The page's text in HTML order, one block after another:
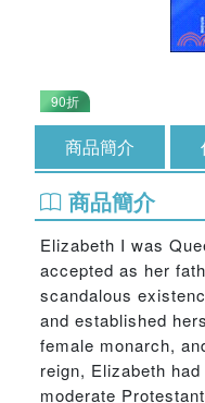
90折
商品簡介
商品簡介
Elizabeth I was
accepted as her
scandalous
and established
female monarch,
reign, Elizabeth
moderate